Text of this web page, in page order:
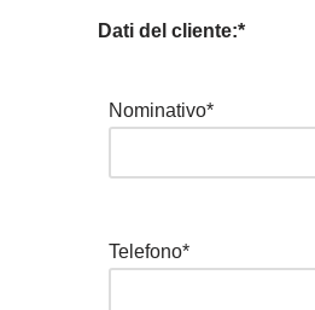
Dati del cliente:*
Nominativo*
Telefono*